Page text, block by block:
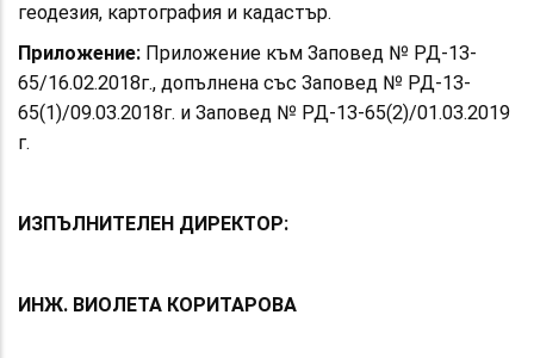
геодезия, картография и кадастър.
Приложение: Приложение към Заповед № РД-13-
65/16.02.2018г., допълнена със Заповед № РД-13-
65(1)/09.03.2018г. и Заповед № РД-13-65(2)/01.03.2019
г.
И ЗПЪЛНИТЕЛЕН ДИРЕКТОР:
ИНЖ. ВИОЛЕТА КОРИТАРОВА